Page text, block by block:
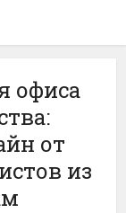
офиса
от
из